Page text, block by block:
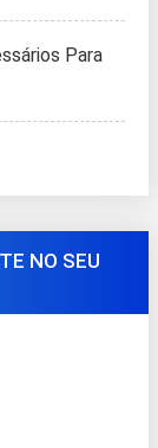
Para
NO SEU